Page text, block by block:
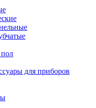
для приборов